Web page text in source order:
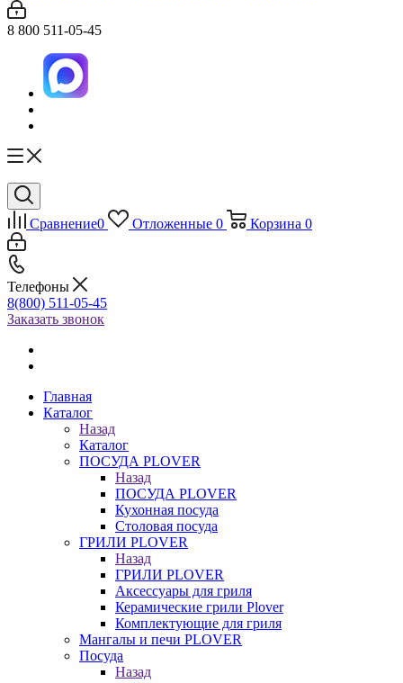
8 800 511-05-45
Сравнение0 Отложенные 0 Корзина 0
Телефоны
8(800) 511-05-45
Заказать звонок
Главная
Каталог
Назад
Каталог
ПОСУДА PLOVER
Назад
ПОСУДА PLOVER
Кухонная посуда
Столовая посуда
ГРИЛИ PLOVER
Назад
ГРИЛИ PLOVER
Аксессуары для гриля
Керамические грили Plover
Комплектующие для гриля
Мангалы и печи PLOVER
Посуда
Назад